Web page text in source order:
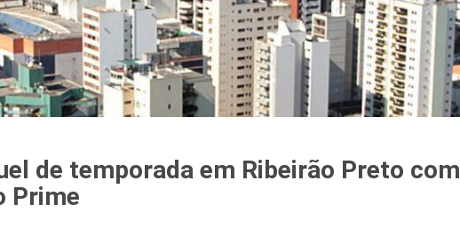
de temporada em Ribeirão Preto com
Prime